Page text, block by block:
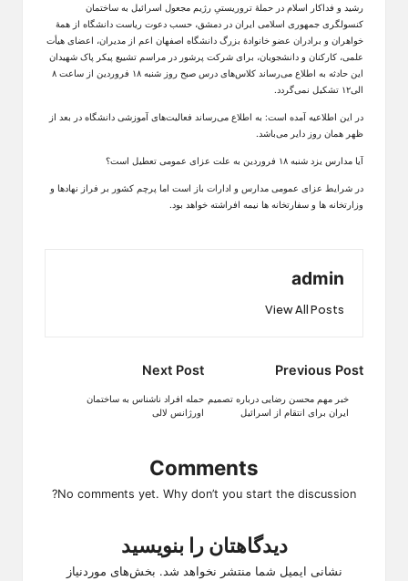
رشید و فداکار اسلام در حملۀ تروریستیِ رژیم مجعول اسرائیل به ساختمان
کنسولگری جمهوری اسلامی ایران در دمشق، حسب دعوت ریاست دانشگاه از همۀ
خواهران و برادران عضو خانوادۀ بزرگ دانشگاه اصفهان اعم از مدیران، اعضای هیأت
علمی، کارکنان و دانشجویان، برای شرکت پرشور در مراسم تشییع پیکر پاک شهیدان
این حادثه به اطلاع می‌رساند کلاس‌های درس صبح روز شنبه ۱۸ فروردین از ساعت ۸
الی۱۲ تشکیل نمی‌گردد.
در این اطلاعیه آمده است: به اطلاع می‌رساند فعالیت‌های آموزشی دانشگاه در بعد از
ظهر همان روز دایر می‌باشد.
آیا مدارس یزد شنبه ۱۸ فروردین به علت عزای عمومی تعطیل است؟
در شرایط عزای عمومی مدارس و ادارات باز است اما پرچم کشور بر فراز نهادها و
وزارتخانه ها و سفارتخانه ها نیمه افراشته خواهد بود.
admin
View All Posts
Post
navigation
Previous Post
خبر مهم محسن رضایی درباره تصمیم
ایران برای انتقام از اسرائیل
Next Post
حمله افراد ناشناس به ساختمان
اورژانس لالی
Comments
No comments yet. Why don’t you start the discussion?
دیدگاهتان را بنویسید
نشانی ایمیل شما منتشر نخواهد شد. بخش‌های موردنیاز